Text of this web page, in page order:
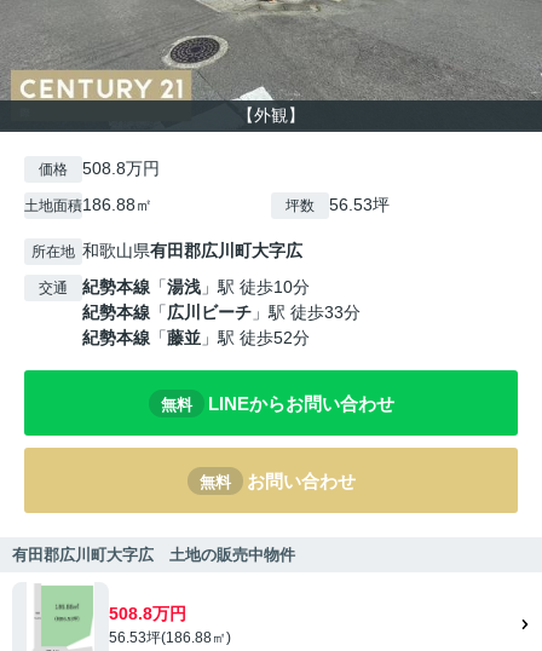
【外観】
価格 508.8万円
土地面積186.88㎡ 坪数 56.53坪
所在地 和歌山県有田郡広川町大字広
交通 紀勢本線 「湯浅 」駅 徒歩10分
紀勢本線 「広川ビーチ 」駅 徒歩33分
紀勢本線 「藤並 」駅 徒歩52分
無料 LINEからお問い合わせ
無料 お問い合わせ
有田郡広川町大字広 土地の販売中物件
508.8万円
56.53坪(186.88㎡)